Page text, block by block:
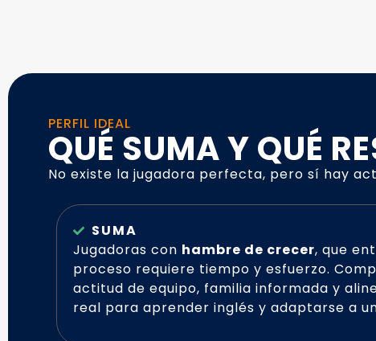
PERFIL IDEAL
QUÉ SUMA Y QUÉ
No existe la jugadora perfecta, pero sí hay
SUMA
Jugadoras con hambre de crecer, que
proceso requiere tiempo y esfuerzo.
actitud de equipo, familia informada y
real para aprender inglés y adaptarse a